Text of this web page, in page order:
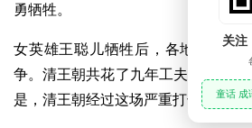
勇牺牲。
女英雄王聪儿牺牲后，各地起义军
争。清王朝共花了九年工夫，才把这
是，清王朝经过这场严重打击，从此
关注
童话 成